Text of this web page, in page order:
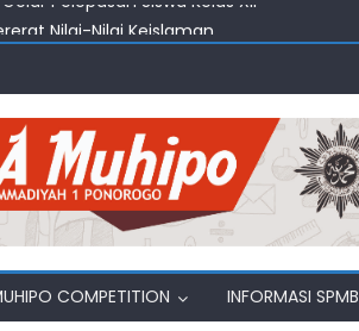
Nilai-Nilai Keislaman
Pelepasan Siswa Kelas XII
COMPETITION INFORMASI SPMB